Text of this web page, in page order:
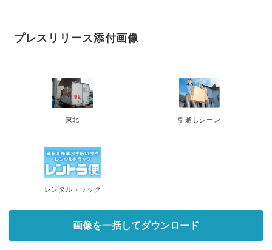
プレスリリース添付画像
東北 引越しシーン
レンタルトラック
画像を一括してダウンロード